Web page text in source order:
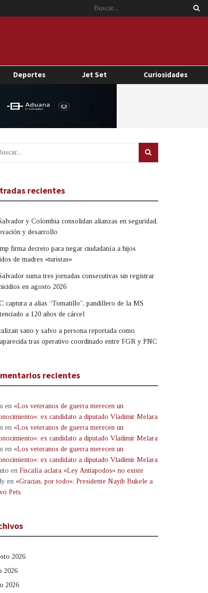
Deportes Jet Set Curiosidades
recientes
y Colombia consolidan alianzas en seguridad,
y desarrollo
firma decreto para negar ciudadanía a hijos
de madres «turistas»
suma tres jornadas consecutivas sin registrar
en agosto 2026
captura a alias “Tomatillo”, pandillero de la MS
a 120 años de cárcel
sano y salvo a persona reportada como
tras operativo coordinado entre FGR y PNC
recientes
en «Los veteranos de guerra merecen un
ex candidato a diputado Vladimir Melara
en «Los veteranos de guerra merecen un
ex candidato a diputado Vladimir Melara
en «Los veteranos de guerra merecen un
ex candidato a diputado Vladimir Melara
en Fiscalía aclara «Ley Antiapodos» no existe
en «Gracias, por todo»: Presidente Nayib Bukele a
Pets
2026
2026
2026